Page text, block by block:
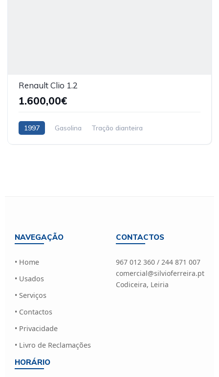
Renault Clio 1.2
1.600,00€
1997 Gasolina Tração dianteira
NAVEGAÇÃO
• Home
• Usados
• Serviços
• Contactos
• Privacidade
• Livro de Reclamações
CONTACTOS
967 012 360 / 244 871 007
comercial@silvioferreira.pt
Codiceira, Leiria
HORÁRIO